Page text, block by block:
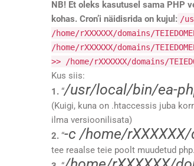
NB! Et oleks kasutusel sama PHP
kohas. Cron’i näidisrida on kujul: /
/home/rXXXXXX/domains/
/home/rXXXXXX/domains/
>> /home/rXXXXXX/domains/
Kus siis:
1. “/usr/local/bin/ea-
(Kuigi, kuna on .htaccessis juba
ilma versioonilisata)
2. “-c /home/
tee reaalse teie poolt muudetud